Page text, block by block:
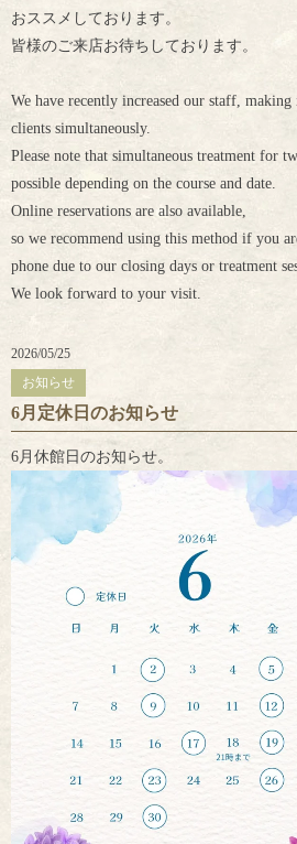
おススメしております。
皆様のご来店お待ちしております。
We have recently increased our staff,
clients simultaneously.
Please note that simultaneous treatment for
possible depending on the course and date.
Online reservations are also available,
so we recommend using this method if you
phone due to our closing days or treatment
We look forward to your visit.
2026/05/25
お知らせ
6月定休日のお知らせ
6月休館日のお知らせ。